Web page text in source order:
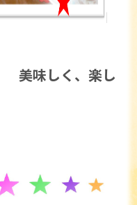
美味しく、楽し